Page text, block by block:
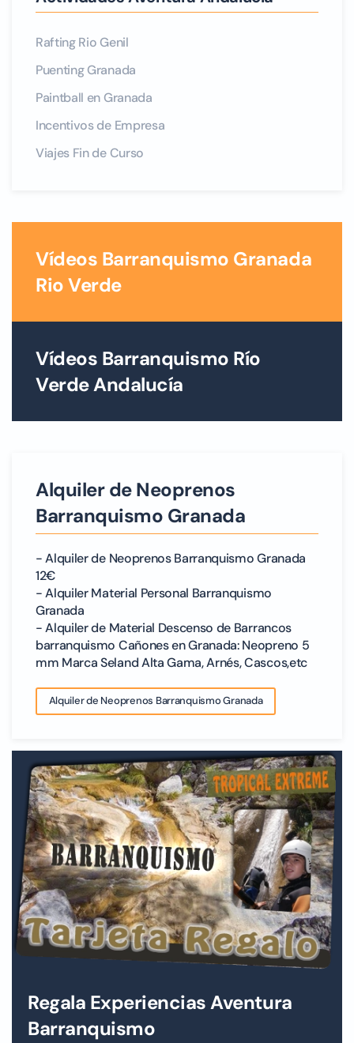
Rafting Rio Genil
Puenting Granada
Paintball en Granada
Incentivos de Empresa
Viajes Fin de Curso
Vídeos Barranquismo Granada
Rio Verde
Vídeos Barranquismo Río
Verde Andalucía
Alquiler de Neoprenos
Barranquismo Granada
- Alquiler de Neoprenos Barranquismo Granada
12€
- Alquiler Material Personal Barranquismo
Granada
- Alquiler de Material Descenso de Barrancos
barranquismo Cañones en Granada: Neopreno 5
mm Marca Seland Alta Gama, Arnés, Cascos,etc
Alquiler de Neoprenos Barranquismo Granada
Regala Experiencias Aventura
Barranquismo